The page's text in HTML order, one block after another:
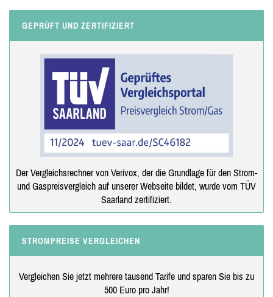
GEPRÜFT UND ZERTIFIZIERT
Der Vergleichsrechner von Verivox, der die Grundlage für den Strom-
und Gaspreisvergleich auf unserer Webseite bildet, wurde vom TÜV
Saarland zertifiziert.
STROMPREISE VERGLEICHEN
Vergleichen Sie jetzt mehrere tausend Tarife und sparen Sie bis zu
500 Euro pro Jahr!